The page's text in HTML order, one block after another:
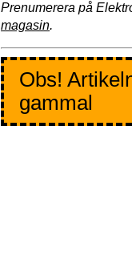
Prenumerera på
magasin.
Obs!
gammal